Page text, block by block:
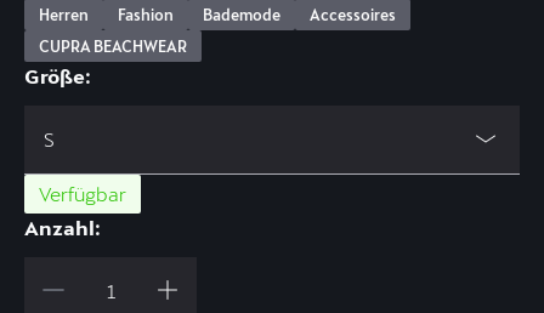
Herren Fashion Bademode
Accessoires
CUPRA BEACHWEAR
Größe:
S
Verfügbar
Anzahl: